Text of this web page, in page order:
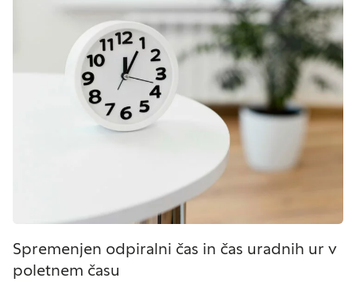
Spremenjen odpiralni čas in čas uradnih ur v
poletnem času